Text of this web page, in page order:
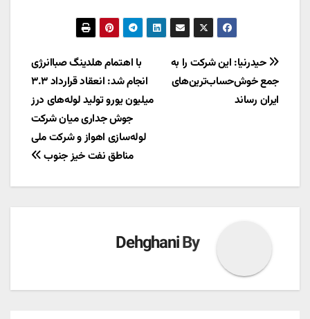
راهبری
نوشته
با اهتمام هلدینگ صباانرژی
انجام شد: انعقاد قرارداد ۳.۳
میلیون یورو تولید لوله‌های درز
جوش جداری میان شرکت
لوله‌سازی اهواز و شرکت ملی
مناطق نفت خیز جنوب
حیدرنیا: این شرکت را به
جمع خوش‌حساب‌ترین‌های
ایران رساند
By
Dehghani